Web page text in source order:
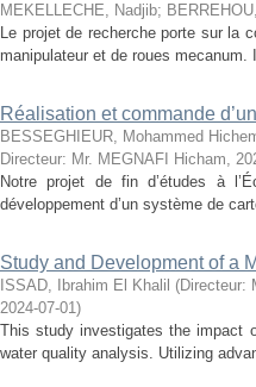
MEKELLECHE, Nadjib;
Le projet de recherche porte sur la
manipulateur et de roues
Réalisation et commande
BESSEGHIEUR, Mohammed
Directeur: Mr. MEGNAFI Hicham,
Notre projet de fin d’études à
développement d’un système de
Study and Development of a
ISSAD, Ibrahim El Khalil (Directeur:
2024-07-01)
This study investigates the impact
water quality analysis. Utilizing